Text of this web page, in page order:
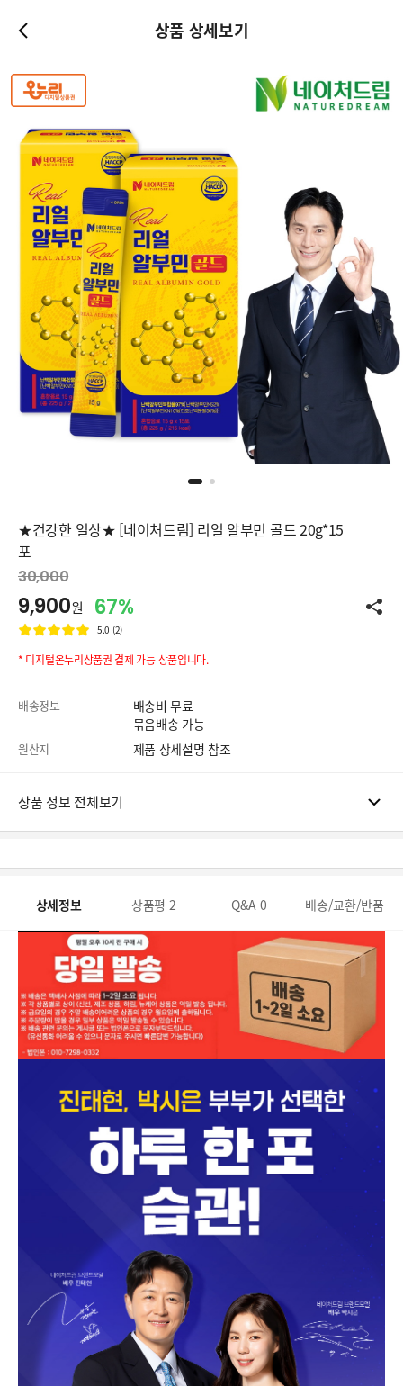
상품 상세보기
★건강한 일상★ [네이처드림] 리얼 알부민 골드 20g*15
포
30,000
9,900원 67%
5.0 (2)
* 디지털온누리상품권 결제 가능 상품입니다.
배송정보
배송비 무료
묶음배송 가능
원산지 제품 상세설명 참조
상품 정보 전체보기
상세정보 상품평 2 Q&A 0 배송/교환/반품